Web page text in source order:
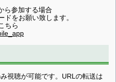
ら参加する場合
をお願い致します。
ちら
視聴が可能です。URLの転送は